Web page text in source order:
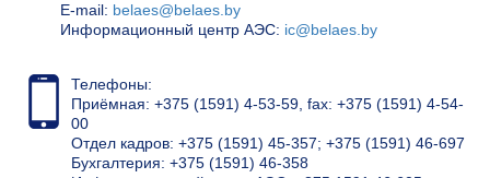
Е-mail: belaes@belaes.by
Информационный центр АЭС: ic@belaes.by
Телефоны:
Приёмная: +375 (1591) 4-53-59, fax: +375 (1591) 4-54-
00
Отдел кадров: +375 (1591) 45-357; +375 (1591) 46-697
Бухгалтерия: +375 (1591) 46-358